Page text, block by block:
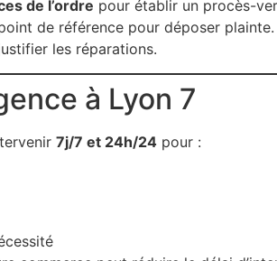
de l’ordre pour établir un procès-
de référence pour déposer plainte.
les réparations.
à Lyon 7
7j/7 et 24h/24 pour :